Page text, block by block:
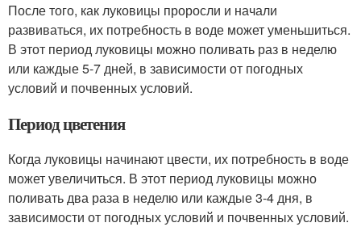
После того, как луковицы проросли и начали
развиваться, их потребность в воде может уменьшиться.
В этот период луковицы можно поливать раз в неделю
или каждые 5-7 дней, в зависимости от погодных
условий и почвенных условий.
Период цветения
Когда луковицы начинают цвести, их потребность в воде
может увеличиться. В этот период луковицы можно
поливать два раза в неделю или каждые 3-4 дня, в
зависимости от погодных условий и почвенных условий.